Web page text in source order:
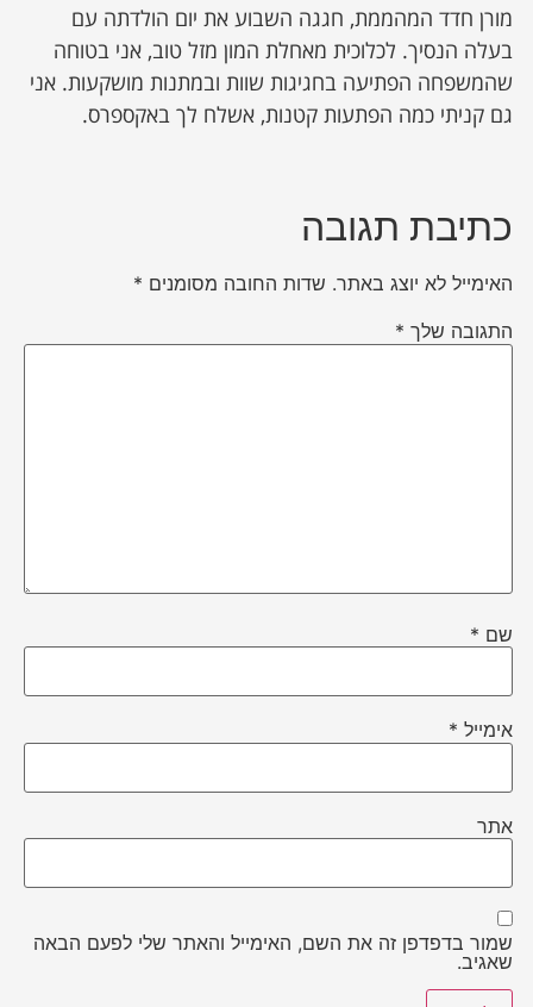
מורן חדד המהממת, חגגה השבוע את יום הולדתה עם
בעלה הנסיך. לכלוכית מאחלת המון מזל טוב, אני בטוחה
שהמשפחה הפתיעה בחגיגות שוות ובמתנות מושקעות. אני
גם קניתי כמה הפתעות קטנות, אשלח לך באקספרס.
כתיבת תגובה
האימייל לא יוצג באתר. שדות החובה מסומנים *
התגובה שלך *
שם *
אימייל *
אתר
שמור בדפדפן זה את השם, האימייל והאתר שלי לפעם הבאה
שאגיב.